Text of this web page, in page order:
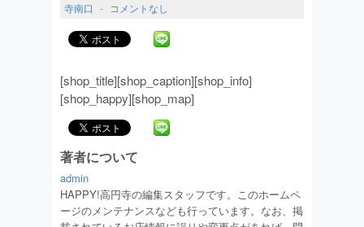
寺南口 - コメントなし
[shop_title][shop_caption][shop_info]
[shop_happy][shop_map]
著者について
admin
HAPPY!高円寺の編集スタッフです。このホームペ
ージのメンテナンスなども行っています。なお、掲